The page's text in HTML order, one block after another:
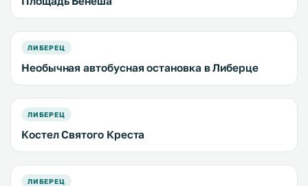
ЛИБЕРЕЦ
Необычная автобусная остановка в Либерце
ЛИБЕРЕЦ
Костел Святого Креста
ЛИБЕРЕЦ